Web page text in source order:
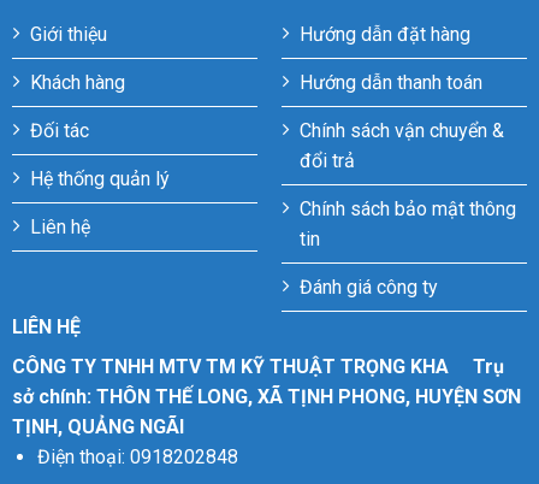
Giới thiệu
Khách hàng
Đối tác
Hệ thống quản lý
Liên hệ
Hướng dẫn đặt hàng
Hướng dẫn thanh toán
Chính sách vận chuyển &
đổi trả
Chính sách bảo mật thông
tin
Đánh giá công ty
LIÊN HỆ
CÔNG TY TNHH MTV TM KỸ THUẬT TRỌNG KHA
Trụ
sở chính: THÔN THẾ LONG, XÃ TỊNH PHONG, HUYỆN SƠN
TỊNH, QUẢNG NGÃI
Điện thoại: 0918202848